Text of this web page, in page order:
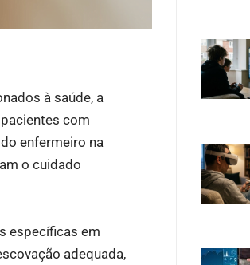
à saúde, a
com
enfermeiro na
o cuidado
específicas em
adequada,